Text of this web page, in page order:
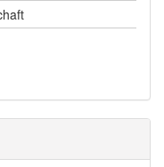
Nominativ
die Elfen